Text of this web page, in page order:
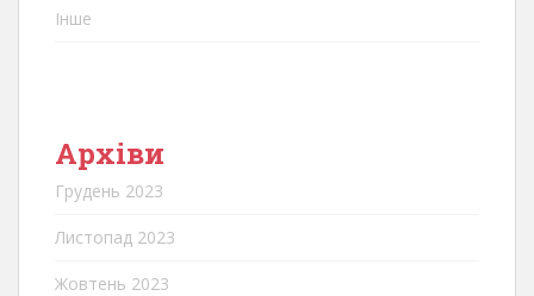
Інше
Архіви
Грудень 2023
Листопад 2023
Жовтень 2023